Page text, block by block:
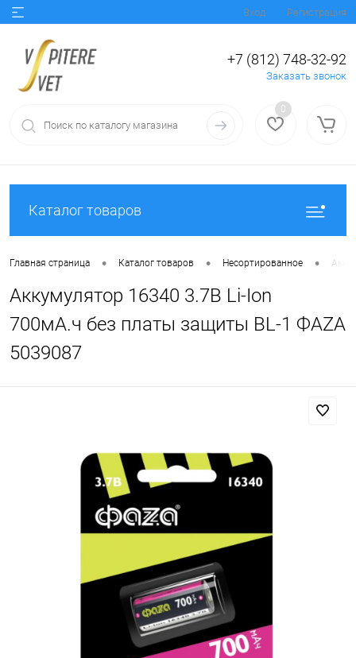
Вход Регистрация
+7 (812) 748-32-92
Заказать звонок
0
Каталог товаров
Главная страница • Каталог товаров • Несортированное •
Аккумулятор 16340 3.7В Li-Ion
700мА.ч без платы защиты BL-1 ФАZА
5039087